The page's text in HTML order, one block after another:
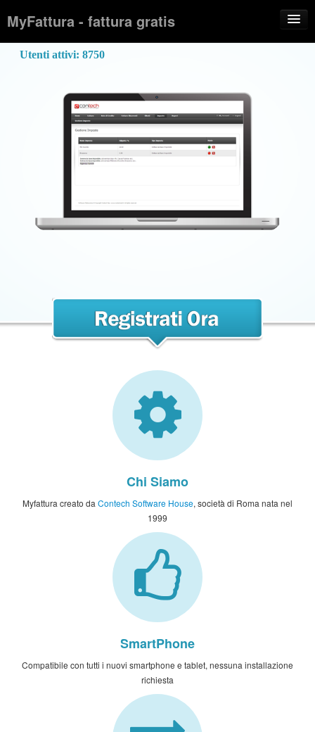
MyFattura - fattura gratis
Chi Siamo
Screenshots
Testimonials
Login
Chi Siamo
Myfattura creato da Contech Software House, società di Roma nata nel
1999
SmartPhone
Compatibile con tutti i nuovi smartphone e tablet, nessuna installazione
richiesta